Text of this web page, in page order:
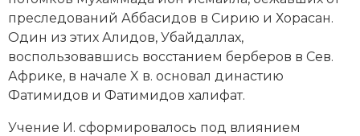
Новейшая история
Нумизматика
Образование
Общественные объединения и организации
преследований Аббасидов в Сирию и Хорасан.
Один из этих Алидов, Убайдаллах,
воспользовавшись восстанием берберов в Сев.
Африке, в начале X в. основал династию
Фатимидов и Фатимидов халифат.
Учение И. сформировалось под влиянием